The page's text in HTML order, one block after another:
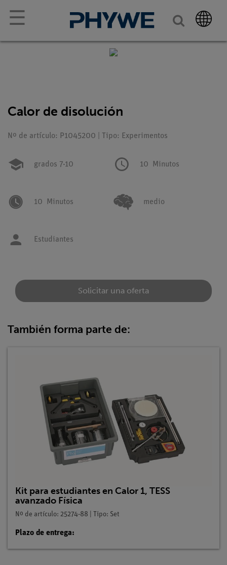
☰
Calor de disolución
Nº de artículo: P1045200 | Tipo: Experimentos
grados 7-10 10 Minutos
10 Minutos medio
Estudiantes
Solicitar una oferta
También forma parte de:
Kit para estudiantes en Calor 1, TESS
avanzado Física
Nº de artículo: 25274-88 | Tipo: Set
Plazo de entrega: